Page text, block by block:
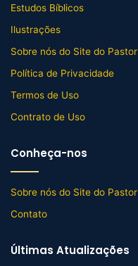
Estudos Bíblicos
Ilustrações
Sobre nós do Site do Pastor
Política de Privacidade
Termos de Uso
Contrato de Uso
Conheça-nos
Sobre nós do Site do Pastor
Contato
Últimas Atualizações